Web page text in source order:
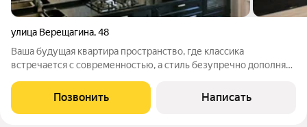
улица Верещагина,48
Ваша будущая квартира пространство, где классика
встречается с современностью, а стиль безупречно дополняет
Сваровски станет изюминкой дома, вдохновляя на кулинарные
эксперименты, а межкомнатные
Позвонить Написать